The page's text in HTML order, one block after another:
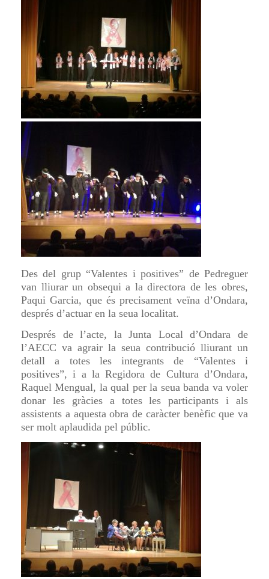
Des del grup “Valentes i positives” de Pedreguer
van lliurar un obsequi a la directora de les obres,
Paqui Garcia, que és precisament veïna d’Ondara,
després d’actuar en la seua localitat.
Després de l’acte, la Junta Local d’Ondara de
l’AECC va agrair la seua contribució lliurant un
detall a totes les integrants de “Valentes i
positives”, i a la Regidora de Cultura d’Ondara,
Raquel Mengual, la qual per la seua banda va voler
donar les gràcies a totes les participants i als
assistents a aquesta obra de caràcter benèfic que va
ser molt aplaudida pel públic.